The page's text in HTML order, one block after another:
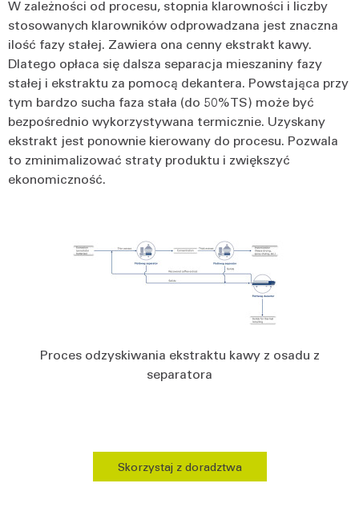
W zależności od procesu, stopnia klarowności i liczby
stosowanych klarowników odprowadzana jest znaczna
ilość fazy stałej. Zawiera ona cenny ekstrakt kawy.
Dlatego opłaca się dalsza separacja mieszaniny fazy
stałej i ekstraktu za pomocą dekantera. Powstająca przy
tym bardzo sucha faza stała (do 50% TS) może być
bezpośrednio wykorzystywana termicznie. Uzyskany
ekstrakt jest ponownie kierowany do procesu. Pozwala
to zminimalizować straty produktu i zwiększyć
ekonomiczność.
Proces odzyskiwania ekstraktu kawy z osadu z
separatora
Skorzystaj z doradztwa